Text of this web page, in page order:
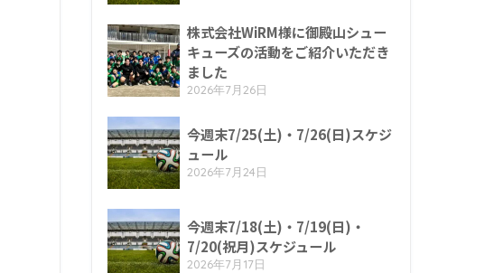
株式会社WiRM様に御殿山シュー
キューズの活動をご紹介いただき
ました
2026年7月26日
今週末7/25(土)・7/26(日)スケジ
ュール
2026年7月24日
今週末7/18(土)・7/19(日)・
7/20(祝月)スケジュール
2026年7月17日